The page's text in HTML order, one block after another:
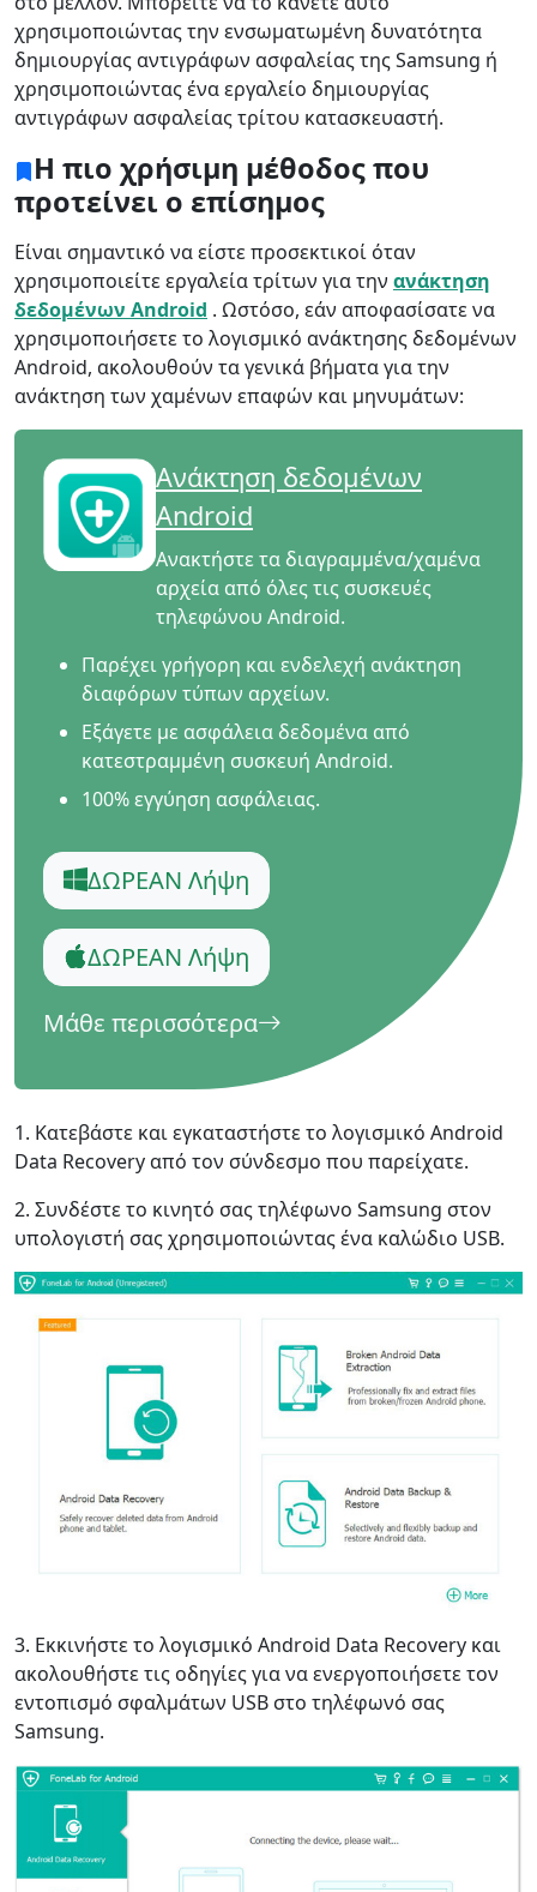
χρησιμοποιώντας την ενσωματωμένη δυνατότητα
δημιουργίας αντιγράφων ασφαλείας της Samsung ή
χρησιμοποιώντας ένα εργαλείο δημιουργίας
αντιγράφων ασφαλείας τρίτου κατασκευαστή.
Η πιο χρήσιμη μέθοδος που
προτείνει ο επίσημος
Είναι σημαντικό να είστε προσεκτικοί όταν
χρησιμοποιείτε εργαλεία τρίτων για την ανάκτηση
δεδομένων Android . Ωστόσο, εάν αποφασίσατε να
χρησιμοποιήσετε το λογισμικό ανάκτησης δεδομένων
Android, ακολουθούν τα γενικά βήματα για την
ανάκτηση των χαμένων επαφών και μηνυμάτων:
Ανάκτηση δεδομένων
Android
Ανακτήστε τα διαγραμμένα/χαμένα
αρχεία από όλες τις συσκευές
τηλεφώνου Android.
Παρέχει γρήγορη και ενδελεχή ανάκτηση
διαφόρων τύπων αρχείων.
Εξάγετε με ασφάλεια δεδομένα από
κατεστραμμένη συσκευή Android.
100% εγγύηση ασφάλειας.
ΔΩΡΕΑΝ Λήψη
ΔΩΡΕΑΝ Λήψη
Μάθε περισσότερα
1. Κατεβάστε και εγκαταστήστε το λογισμικό Android
Data Recovery από τον σύνδεσμο που παρείχατε.
2. Συνδέστε το κινητό σας τηλέφωνο Samsung στον
υπολογιστή σας χρησιμοποιώντας ένα καλώδιο USB.
3. Εκκινήστε το λογισμικό Android Data Recovery και
ακολουθήστε τις οδηγίες για να ενεργοποιήσετε τον
εντοπισμό σφαλμάτων USB στο τηλέφωνό σας
Samsung.